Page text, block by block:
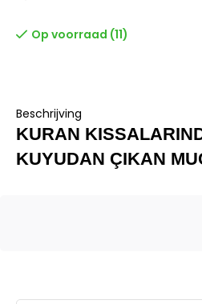
Op voorraad (11)
Beschrijving
KURAN
KUYUDAN ÇIKAN